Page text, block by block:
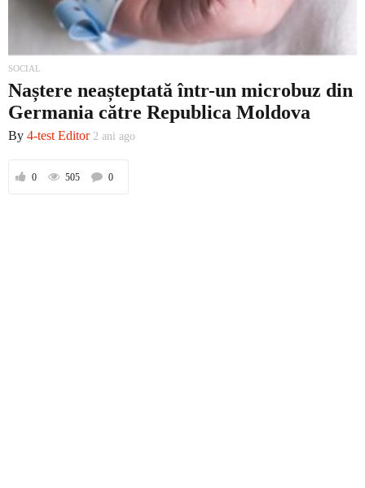
Economic
Contact
Prima
SOCIAL
Naștere neașteptată într-un microbuz din
Germania către Republica Moldova
By 4-test Editor 2 ani ago
0 505 0